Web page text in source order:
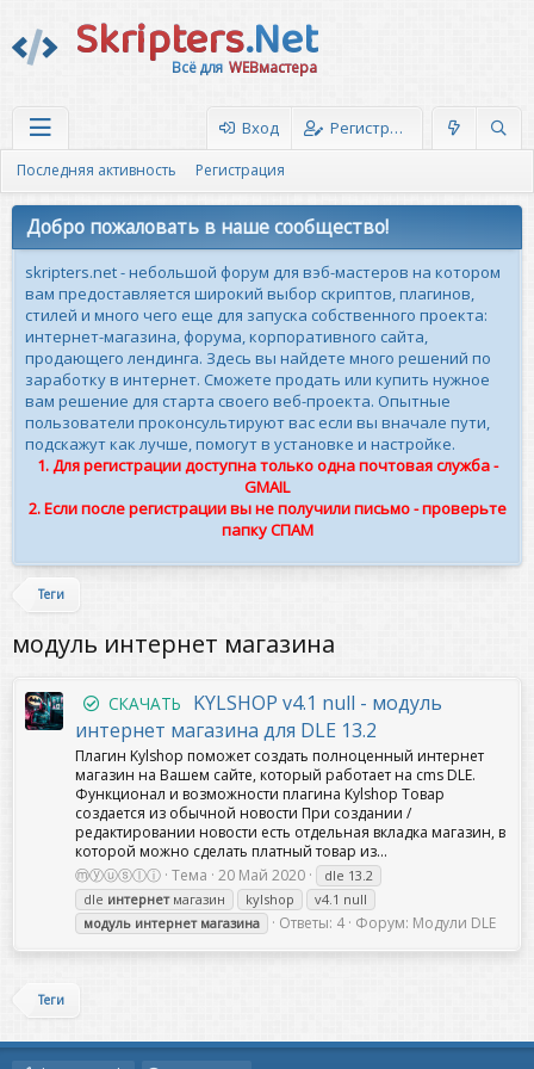
Skripters.Net
Всё для WEBмастера
Вход Регистрация
Последняя активность Регистрация
Добро пожаловать в наше сообщество!
skripters.net - небольшой форум для вэб-мастеров на котором
вам предоставляется широкий выбор скриптов, плагинов,
стилей и много чего еще для запуска собственного проекта:
интернет-магазина, форума, корпоративного сайта,
продающего лендинга. Здесь вы найдете много решений по
заработку в интернет. Сможете продать или купить нужное
вам решение для старта своего веб-проекта. Опытные
пользователи проконсультируют вас если вы вначале пути,
подскажут как лучше, помогут в установке и настройке.
1. Для регистрации доступна только одна почтовая служба -
GMAIL
2. Если после регистрации вы не получили письмо - проверьте
папку СПАМ
Теги
модуль интернет магазина
СКАЧАТЬ
KYLSHOP v4.1 null - модуль
интернет магазина для DLE 13.2
Плагин Kylshop поможет создать полноценный интернет
магазин на Вашем сайте, который работает на cms DLE.
Функционал и возможности плагина Kylshop Товар
создается из обычной новости При создании /
редактировании новости есть отдельная вкладка магазин, в
которой можно сделать платный товар из...
ⓜⓨⓤⓢⓛⓘ Тема 20 Май 2020
dle 13.2
dle интернетмагазин kylshop
v4.1 null
модуль интернет магазина Ответы: 4 Форум: Модули DLE
Теги